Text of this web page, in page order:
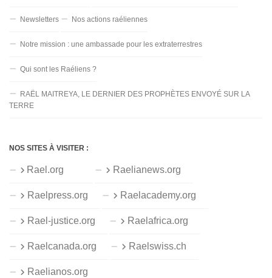
Newsletters Nos actions raéliennes
Notre mission : une ambassade pour les extraterrestres
Qui sont les Raéliens ?
RAËL MAITREYA, LE DERNIER DES PROPHÈTES ENVOYÉ SUR LA
TERRE
NOS SITES À VISITER :
Rael.org Raelianews.org
Raelpress.org Raelacademy.org
Rael-justice.org Raelafrica.org
Raelcanada.org Raelswiss.ch
Raelianos.org